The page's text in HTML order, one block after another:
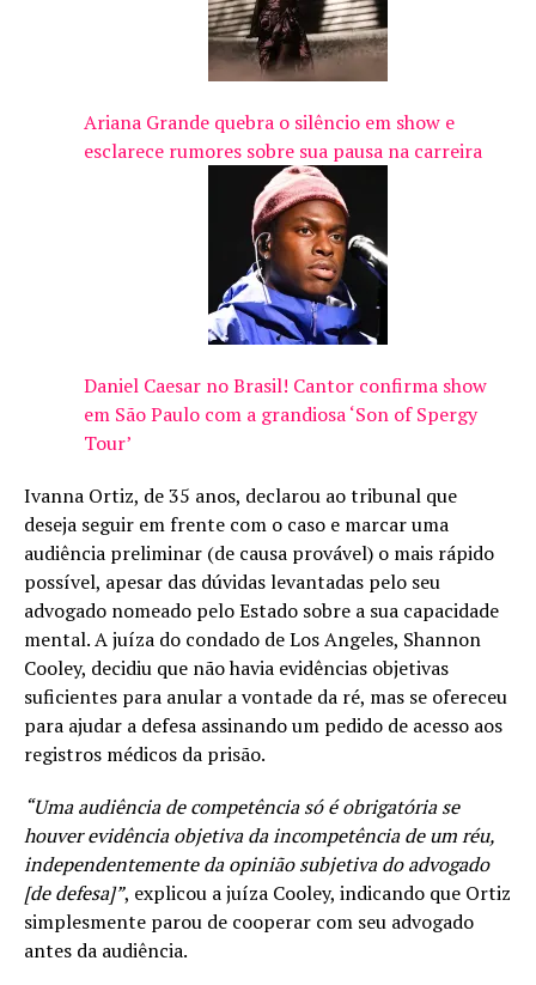
Ariana Grande quebra o silêncio em show e
esclarece rumores sobre sua pausa na carreira
Daniel Caesar no Brasil! Cantor confirma show
em São Paulo com a grandiosa ‘Son of Spergy
Tour’
Ivanna Ortiz, de 35 anos, declarou ao tribunal que
deseja seguir em frente com o caso e marcar uma
audiência preliminar (de causa provável) o mais rápido
possível, apesar das dúvidas levantadas pelo seu
advogado nomeado pelo Estado sobre a sua capacidade
mental. A juíza do condado de Los Angeles, Shannon
Cooley, decidiu que não havia evidências objetivas
suficientes para anular a vontade da ré, mas se ofereceu
para ajudar a defesa assinando um pedido de acesso aos
registros médicos da prisão.
“Uma audiência de competência só é obrigatória se
houver evidência objetiva da incompetência de um réu,
independentemente da opinião subjetiva do advogado
[de defesa]”, explicou a juíza Cooley, indicando que Ortiz
simplesmente parou de cooperar com seu advogado
antes da audiência.